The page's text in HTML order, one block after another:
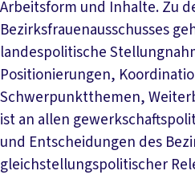
Arbeitsform und Inhalte. Zu
Bezirksfrauenausschusses
landespolitische
Positionierungen,
Schwerpunktthemen,
ist an allen
und Entscheidungen des
gleichstellungspolitischer